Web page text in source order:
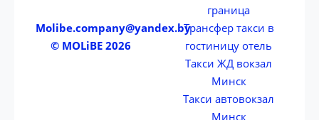
Molibe.company@yandex.by
© MOLiBE 2026
граница
Трансфер такси в
гостиницу отель
Такси ЖД вокзал
Минск
Такси автовокзал
Минск